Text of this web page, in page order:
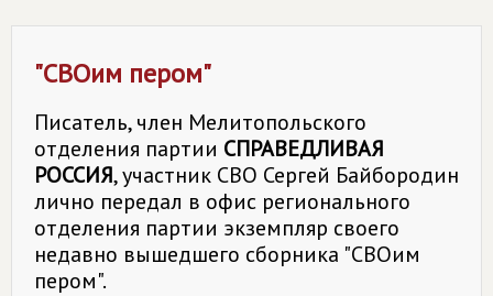
"СВОим пером"
Писатель, член Мелитопольского
отделения партии СПРАВЕДЛИВАЯ
РОССИЯ, участник СВО Сергей Байбородин
лично передал в офис регионального
отделения партии экземпляр своего
недавно вышедшего сборника "СВОим
пером".